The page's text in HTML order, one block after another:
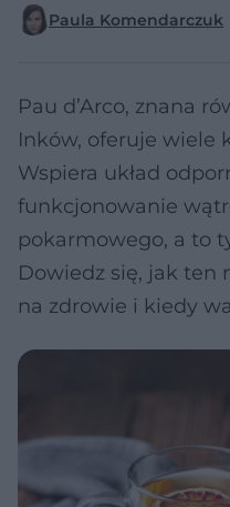
Paula Komendarczuk
Pau d’Arco, znana
Inków, oferuje wiele
Wspiera układ
funkcjonowanie
pokarmowego, a to
Dowiedz się, jak ten
na zdrowie i kiedy